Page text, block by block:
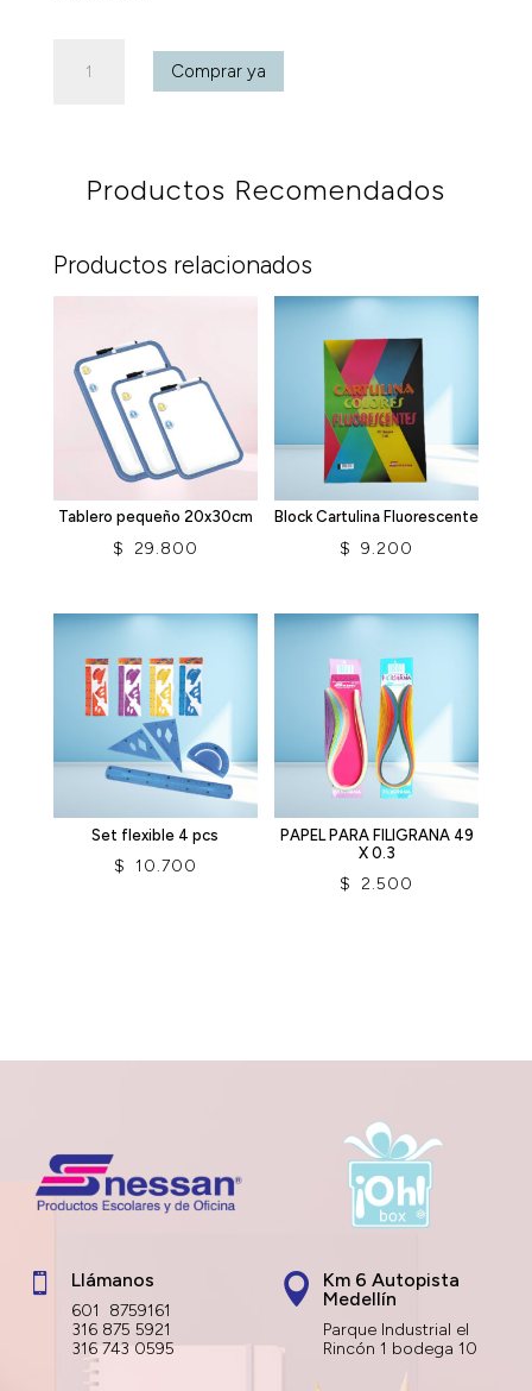
rayas
hojas
Comprar ya
Productos Recomendados
Productos relacionados
Tablero pequeño 20x30cm
$ 29.800
Block Cartulina Fluorescente
$ 9.200
Set flexible 4 pcs
$ 10.700
PAPEL PARA FILIGRANA 49
X 0.3
$ 2.500
 Llámanos
601 8759161
316 875 5921
316 743 0595

Km 6 Autopista
Medellín
Parque Industrial el
Rincón 1 bodega 10